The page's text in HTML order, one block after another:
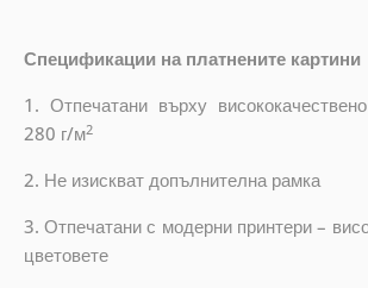
Спецификации на платнените картини
1. Отпечатани върху
280 г/м2
2. Не изискват допълнителна рамка
3. Отпечатани с модерни принтери –
цветовете